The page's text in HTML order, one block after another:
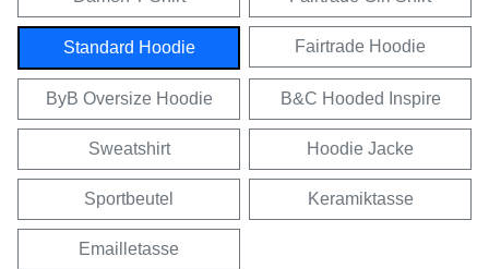
Standard Hoodie Fairtrade Hoodie
ByB Oversize Hoodie B&C Hooded Inspire
Sweatshirt Hoodie Jacke
Sportbeutel Keramiktasse
Emailletasse